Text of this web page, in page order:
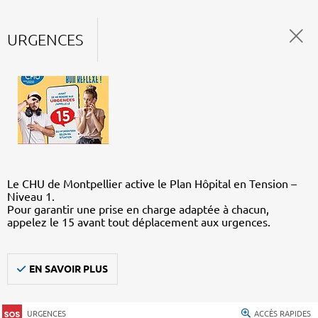
URGENCES
Le CHU de Montpellier active le Plan Hôpital en Tension –
Niveau 1.
Pour garantir une prise en charge adaptée à chacun,
appelez le 15 avant tout déplacement aux urgences.
EN SAVOIR PLUS
URGENCES ACCÈS RAPIDES